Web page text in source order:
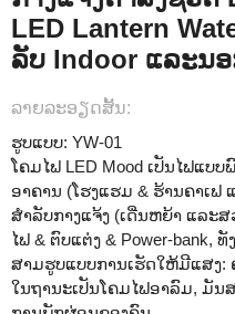
LED Lantern
ລັບ Indoor ແລະນ
ລາຍ​ລະ​ອຽດ​ສັ້ນ​:
ຮູບແບບ: YW-01
ໂຄມໄຟ LED Mood ເປັນໄຟແບ
ອາຄານ (ໂຮງແຮມ & ຮ້ານຄາເ
ສໍາລັບກາງແຈ້ງ (ເດີ່ນຫຍ້າ ແລະ
ໄຟ & ຕົບແຕ່ງ & Power-bank,
ສາມຮູບແບບການເຮັດໃຫ້ມີແສງ:
ໃນ​ຖາ​ນະ​ເປັນ​ໂຄມ​ໄຟ​ອາ​ລົມ​, ມັນ​